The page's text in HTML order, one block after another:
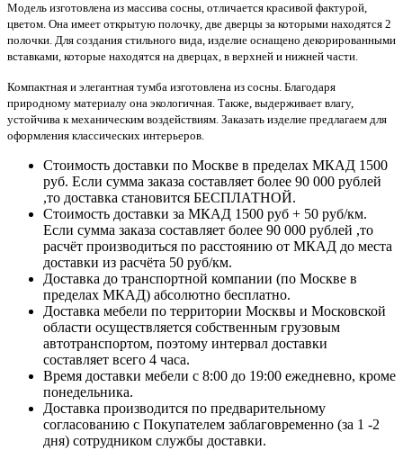
Модель изготовлена из массива сосны, отличается красивой фактурой,
цветом. Она имеет открытую полочку, две дверцы за которыми находятся 2
полочки. Для создания стильного вида, изделие оснащено декорированными
вставками, которые находятся на дверцах, в верхней и нижней части.
Компактная и элегантная тумба изготовлена из сосны. Благодаря
природному материалу она экологичная. Также, выдерживает влагу,
устойчива к механическим воздействиям. Заказать изделие предлагаем для
оформления классических интерьеров.
Стоимость доставки по Москве в пределах МКАД 1500
руб. Если сумма заказа составляет более 90 000 рублей
,то доставка становится БЕСПЛАТНОЙ.
Стоимость доставки за МКАД 1500 руб + 50 руб/км.
Если сумма заказа составляет более 90 000 рублей ,то
расчёт производиться по расстоянию от МКАД до места
доставки из расчёта 50 руб/км.
Доставка до транспортной компании (по Москве в
пределах МКАД) абсолютно бесплатно.
Доставка мебели по территории Москвы и Московской
области осуществляется собственным грузовым
автотранспортом, поэтому интервал доставки
составляет всего 4 часа.
Время доставки мебели с 8:00 до 19:00 ежедневно, кроме
понедельника.
Доставка производится по предварительному
согласованию с Покупателем заблаговременно (за 1 -2
дня) сотрудником службы доставки.